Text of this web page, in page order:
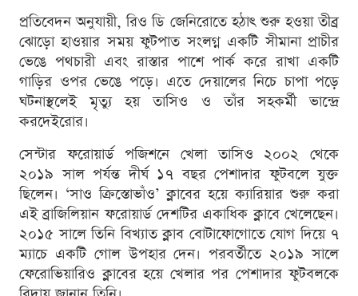
প্রতিবেদন অনুযায়ী, রিও ডি জেনিরোতে হঠাৎ শুরু হওয়া তীব্র
ঝোড়ো হাওয়ার সময় ফুটপাত সংলগ্ন একটি সীমানা প্রাচীর
ভেঙে পথচারী এবং রাস্তার পাশে পার্ক করে রাখা একটি
গাড়ির ওপর ভেঙে পড়ে। এতে দেয়ালের নিচে চাপা পড়ে
ঘটনাস্থলেই মৃত্যু হয় তাসিও ও তাঁর সহকর্মী ভান্দ্রে
করদেইরোর।
সেন্টার ফরোয়ার্ড পজিশনে খেলা তাসিও ২০০২ থেকে
২০১৯ সাল পর্যন্ত দীর্ঘ ১৭ বছর পেশাদার ফুটবলে যুক্ত
ছিলেন। ‘সাও ক্রিস্তোভাঁও’ ক্লাবের হয়ে ক্যারিয়ার শুরু করা
এই ব্রাজিলিয়ান ফরোয়ার্ড দেশটির একাধিক ক্লাবে খেলেছেন।
২০১৫ সালে তিনি বিখ্যাত ক্লাব বোটাফোগোতে যোগ দিয়ে ৭
ম্যাচে একটি গোল উপহার দেন। পরবর্তীতে ২০১৯ সালে
ফেরোভিয়ারিও ক্লাবের হয়ে খেলার পর পেশাদার ফুটবলকে